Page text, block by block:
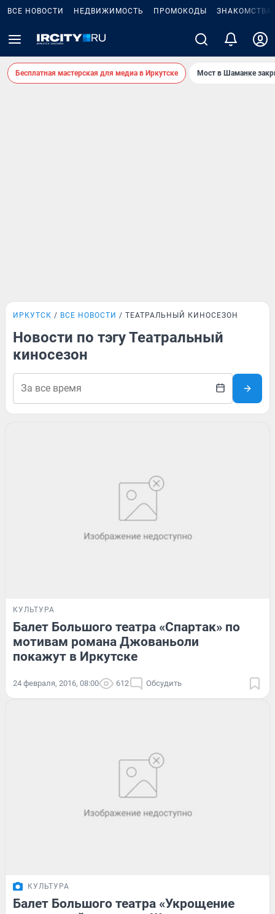
ВСЕ НОВОСТИ НЕДВИЖИМОСТЬ ПРОМОКОДЫ ЗНАКОМСТВА
Бесплатная мастерская для медиа в Иркутске Мост в Шаманке
ИРКУТСК ВСЕ НОВОСТИ ТЕАТРАЛЬНЫЙ КИНОСЕЗОН
Новости по тэгу Театральный
киносезон
КУЛЬТУРА
Балет Большого театра «Спартак» по
мотивам романа Джованьоли
покажут в Иркутске
24 февраля, 2016, 08:00 612 Обсудить
КУЛЬТУРА
Балет Большого театра «Укрощение